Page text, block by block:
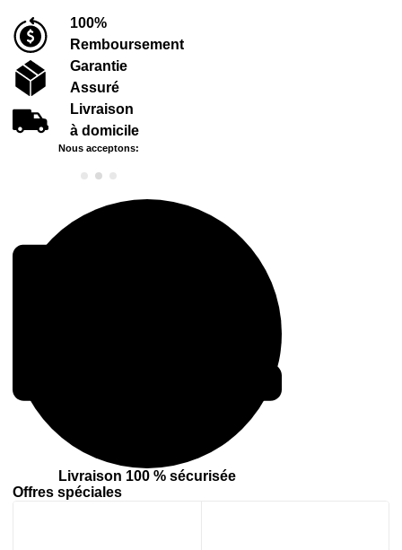
100%
Remboursement
Garantie
Assuré
Livraison
à domicile
Nous acceptons:
Livraison 100 % sécurisée
Offres spéciales